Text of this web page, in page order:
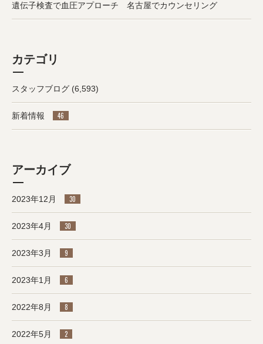
遺伝子検査で血圧アプローチ 名古屋でカウンセリング
カテゴリ
スタッフブログ (6,593)
新着情報 46
アーカイブ
2023年12月 30
2023年4月 30
2023年3月 9
2023年1月 6
2022年8月 8
2022年5月 2